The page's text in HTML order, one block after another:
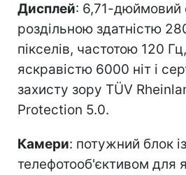
Дисплей: 6,71-дюймовий
роздільною здатністю
пікселів, частотою 120
яскравістю 6000 ніт і
захисту зору TÜV
Protection 5.0.
Камери: потужний блок
телефотооб'єктивом для